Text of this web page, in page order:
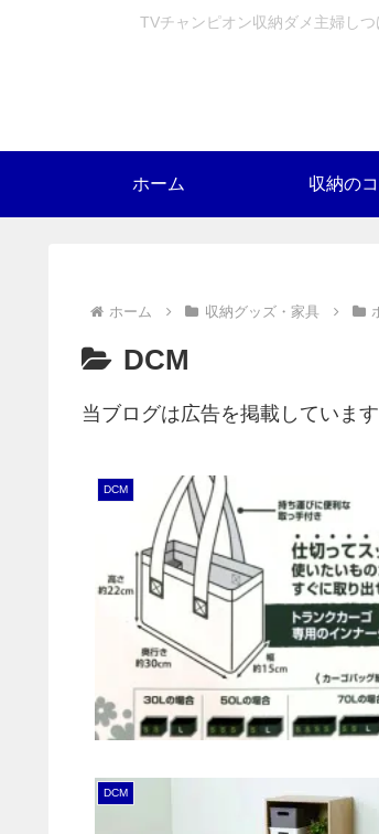
TVチャンピオン収納ダメ主婦し
ホーム 収納の
ホーム 収納グッズ・家具
DCM
当ブログは広告を掲載していま
DCM
DCM